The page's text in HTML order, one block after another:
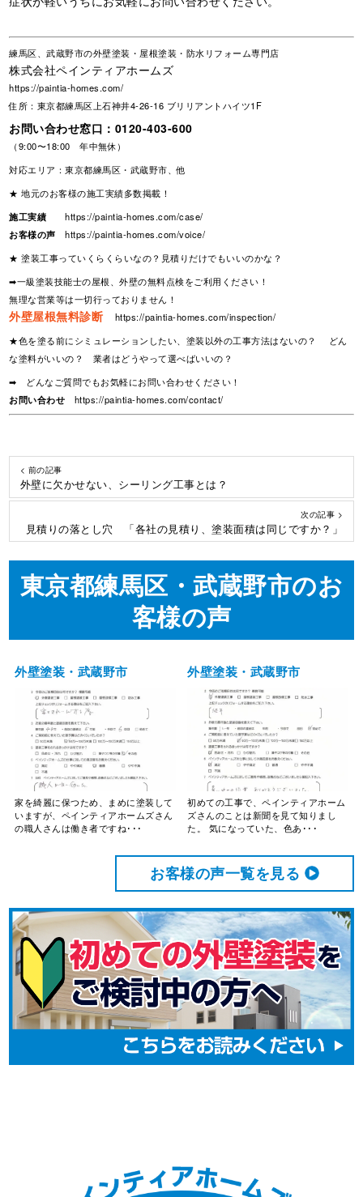
練馬区、武蔵野市の外壁塗装・屋根塗装・防水リフォーム専門店
株式会社ペインティアホームズ
https://paintia-homes.com/
住所：東京都練馬区上石神井4-26-16 ブリリアントハイツ1F
お問い合わせ窓口： 0120-403-600
（9:00〜18:00 年中無休）
対応エリア：東京都練馬区・武蔵野市、他
★ 地元のお客様の施工実績多数掲載！
施工実績
https://paintia-homes.com/case/
お客様の声
https://paintia-homes.com/voice/
★ 塗装工事っていくらくらいなの？見積りだけでもいいのかな？
➡一級塗装技能士の屋根、外壁の無料点検をご利用ください！
無理な営業等は一切行っておりません！
外壁屋根無料診断
https://paintia-homes.com/inspection/
★色を塗る前にシミュレーションしたい、塗装以外の工事方法はないの？ どん
な塗料がいいの？ 業者はどうやって選べばいいの？
➡ どんなご質問でもお気軽にお問い合わせください！
お問い合わせ
https://paintia-homes.com/contact/
< 前の記事
外壁に欠かせない、シーリング工事とは？
次の記事 >
見積りの落とし穴 「各社の見積り、塗装面積は同じですか？」
東京都練馬区・武蔵野市のお
客様の声
外壁塗装・武蔵野市
家を綺麗に保つため、まめに塗装して
いますが、ペインティアホームズさん
の職人さんは働き者ですね･･･
外壁塗装・武蔵野市
初めての工事で、ペインティアホーム
ズさんのことは新聞を見て知りまし
た。 気になっていた、色あ･･･
お客様の声⼀覧を⾒る